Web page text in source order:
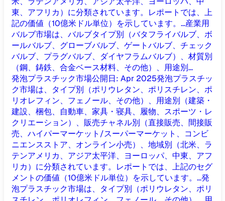
東、アフリカ）に分類されています。レポートでは、上
記の価値（10億米ドル単位）を示しています。...産業用
バルブ市場は、バルブタイプ別（バタフライバルブ、ボ
ールバルブ、グローブバルブ、ゲートバルブ、チェック
バルブ、プラグバルブ、ダイヤフラムバルブ）、材質別
（鋼、鋳鉄、合金ベース材料、その他）、用途別...
発泡プラスチック市場公開日: Apr 2025発泡プラスチッ
ク市場は、タイプ別（ポリウレタン、ポリスチレン、ポ
リオレフィン、フェノール、その他）、用途別（建築・
建設、梱包、自動車、家具・寝具、履物、スポーツ・レ
クリエーション）、販売チャネル別（直接販売、間接販
売、ハイパーマーケット/スーパーマーケット、コンビ
ニエンスストア、オンライン小売）、地域別（北米、ラ
テンアメリカ、アジア太平洋、ヨーロッパ、中東、アフ
リカ）に分類されています。レポートでは、上記のセグ
メントの価値（10億米ドル単位）を示しています。...発
泡プラスチック市場は、タイプ別（ポリウレタン、ポリ